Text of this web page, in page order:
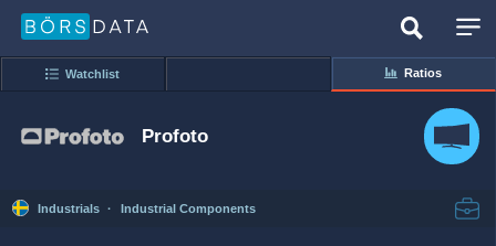
Watchlist Ratios
Profoto
Industrials · Industrial Components